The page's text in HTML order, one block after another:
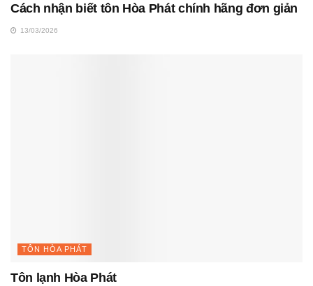
Cách nhận biết tôn Hòa Phát chính hãng đơn giản
13/03/2026
TÔN HÒA PHÁT
Tôn lạnh Hòa Phát